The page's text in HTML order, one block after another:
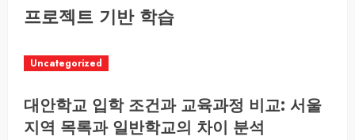
프로젝트 기반 학습
Uncategorized
대안학교 입학 조건과 교육과정 비교: 서울
지역 목록과 일반학교의 차이 분석